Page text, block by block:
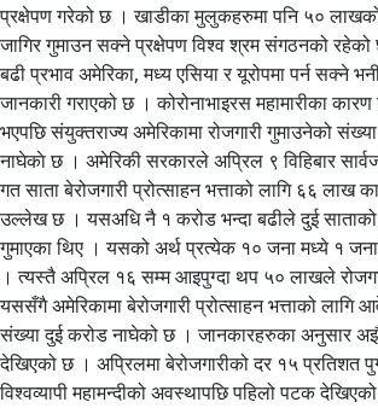
प्रक्षेपण गरेको छ । खाडीका मुलुकहरुमा पनि ५०
जागिर गुमाउन सक्ने प्रक्षेपण विश्व श्रम संगठनको
बढी प्रभाव अमेरिका, मध्य एसिया र यूरोपमा पर्न सक्ने
जानकारी गराएको छ । कोरोनाभाइरस महामारीका कारण
भएपछि संयुक्तराज्य अमेरिकामा रोजगारी गुमाउनेको
नाघेकाे छ । अमेरिकी सरकारले अप्रिल ९ विहिबार
गत साता बेरोजगारी प्रोत्साहन भत्ताको लागि ६६ लाख
उल्लेख छ । यसअधि नै १ करोड भन्दा बढीले दुई साताको
गुमाएका थिए । यसको अर्थ प्रत्येक १० जना मध्ये १
। त्यस्तै अप्रिल १६ सम्म आइपुग्दा थप ५० लाखले
यससँगै अमेरिकामा बेरोजगारी प्रोत्साहन भत्ताको लागि
संख्या दुई करोड नाघेको छ । जानकारहरुका अनुसार अझै
देखिएको छ । अप्रिलमा बेरोजगारीको दर १५ प्रतिशत
विश्वव्यापी महामन्दीको अवस्थापछि पहिलो पटक